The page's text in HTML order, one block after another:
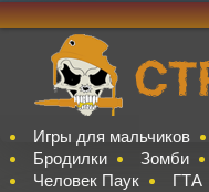
Игры для мальчиков
Бродилки
Зомби
Человек Паук
ГТА